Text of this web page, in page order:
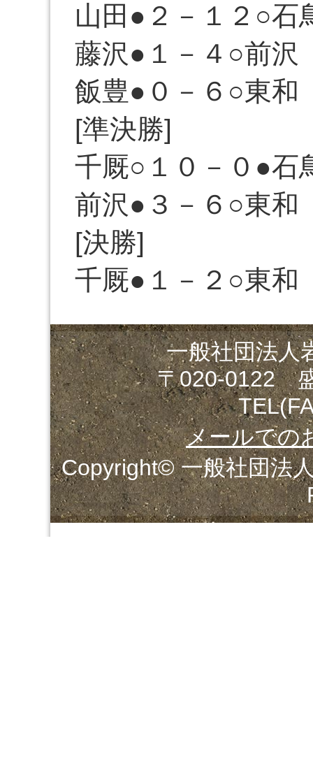
山田●２－１２○石
藤沢●１－４○前沢
飯豊●０－６○東和
[準決勝]
千厩○１０－０●石
前沢●３－６○東和
[決勝]
千厩●１－２○東和
一般社団法人
〒020-0122
メールでの
Copyright© 一般社団法